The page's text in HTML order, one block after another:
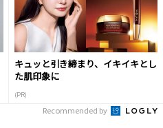
キュッと引き締まり、イキイキとし
た肌印象に
(PR)
Recommended by